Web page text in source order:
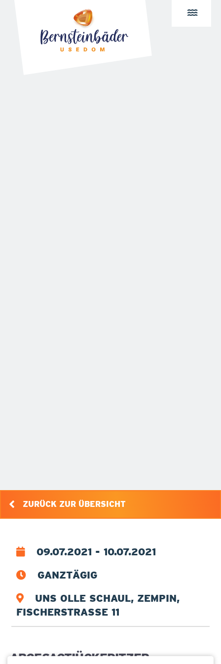
ZURÜCK ZUR ÜBERSICHT
09.07.2021 - 10.07.2021
GANZTÄGIG
UNS OLLE SCHAUL, ZEMPIN,
FISCHERSTRASSE 11
ABGESAGT!ÜCKERITZER